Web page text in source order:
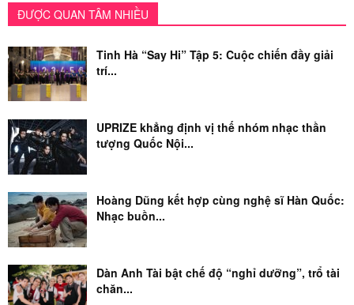
ĐƯỢC QUAN TÂM NHIỀU
Tinh Hà “Say Hi” Tập 5: Cuộc chiến đầy giải
trí...
UPRIZE khẳng định vị thế nhóm nhạc thần
tượng Quốc Nội...
Hoàng Dũng kết hợp cùng nghệ sĩ Hàn Quốc:
Nhạc buồn...
Dàn Anh Tài bật chế độ “nghỉ dưỡng”, trổ tài
chăn...